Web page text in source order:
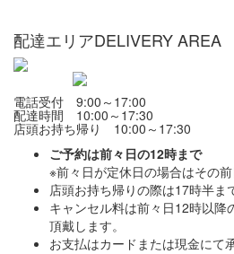
配達エリアDELIVERY AREA
電話受付 9:00～17:00
配達時間 10:00～17:30
店頭お持ち帰り 10:00～17:30
ご予約は前々日の12時まで
※前々日が定休日の場合はその
店頭お持ち帰りの際は17時半ま
キャンセル料は前々日12時以降
頂戴します。
お支払はカードまたは現金にて